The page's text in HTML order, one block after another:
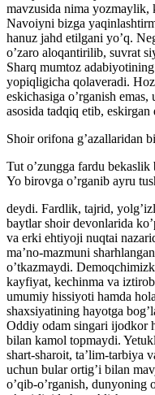
mavzusida nima
Navoiyni bizga
hanuz jahd etilgani yo’q.
o’zaro aloqantirilib, suvrat
Sharq mumtoz
yopiqligicha qolaveradi.
eskichasiga o’rganish
asosida tadqiq etib,
Shoir orifona g’azallaridan
Tut o’zungga fardu
Yo birovga o’rganib ayru
deydi. Fardlik, tajrid,
baytlar shoir devonlarida
va erki ehtiyoji nuqtai
ma’no-mazmuni
o’tkazmaydi.
kayfiyat, kechinma va
umumiy hissiyoti hamda
shaxsiyatining hayotga
Oddiy odam singari ijodkor
bilan kamol topmaydi.
shart-sharoit, ta’lim-tarbiya
uchun bular ortig’i bilan
o’qib-o’rganish, dunyoning